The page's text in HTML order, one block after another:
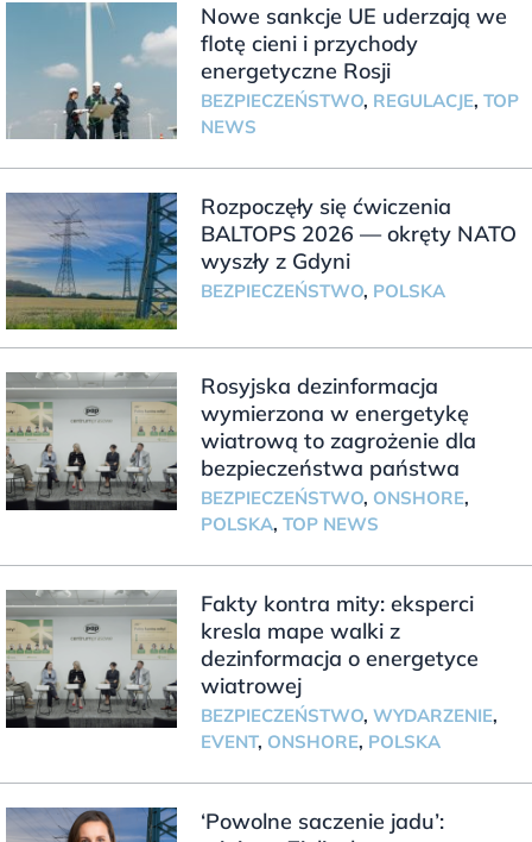
Nowe sankcje UE uderzają we
flotę cieni i przychody
energetyczne Rosji
BEZPIECZEŃSTWO, REGULACJE, TOP
NEWS
Rozpoczęły się ćwiczenia
BALTOPS 2026 — okręty NATO
wyszły z Gdyni
BEZPIECZEŃSTWO, POLSKA
Rosyjska dezinformacja
wymierzona w energetykę
wiatrową to zagrożenie dla
bezpieczeństwa państwa
BEZPIECZEŃSTWO, ONSHORE,
POLSKA, TOP NEWS
Fakty kontra mity: eksperci
kresla mape walki z
dezinformacja o energetyce
wiatrowej
BEZPIECZEŃSTWO, WYDARZENIE,
EVENT, ONSHORE, POLSKA
‘Powolne saczenie jadu’: